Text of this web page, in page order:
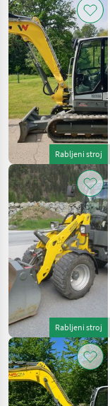
Rabljeni stroj
Rabljeni stroj